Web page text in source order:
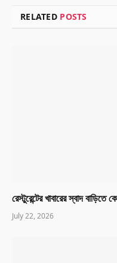
RELATED POSTS
রেস্টুরেন্টের খাবারের স্বাদ
July 22, 2026